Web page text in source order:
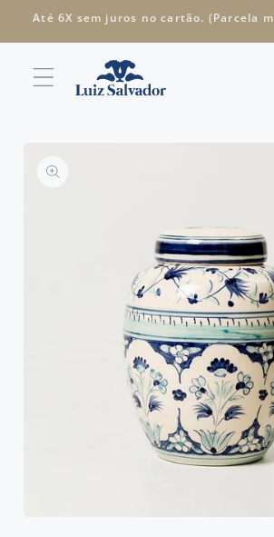
para o
conteúdo
Até 6X sem juros no cartão. (Parcela
informações